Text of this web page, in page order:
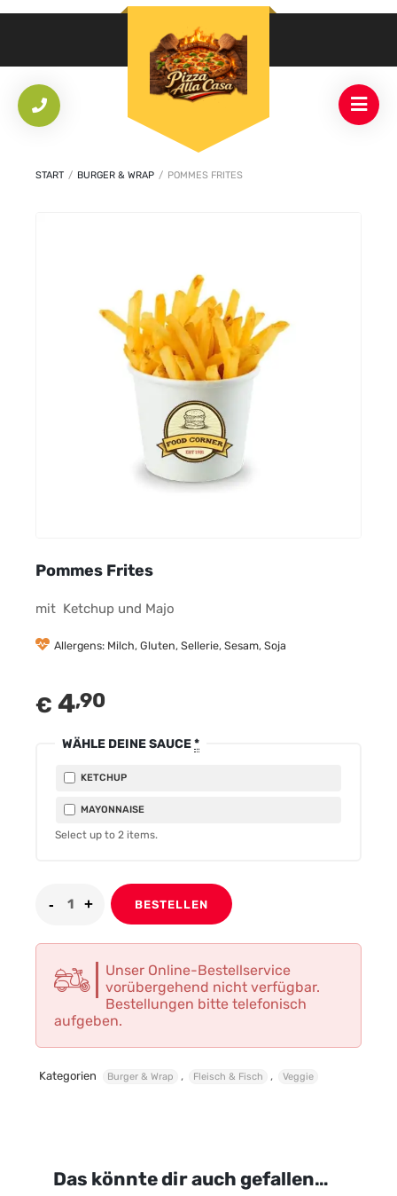
START / BURGER & WRAP / POMMES FRITES
Pommes Frites
mit Ketchup und Majo
Allergens: Milch, Gluten, Sellerie, Sesam, Soja
€ 4,90
WÄHLE DEINE SAUCE*
KETCHUP
MAYONNAISE
Select up to 2 items.
BESTELLEN
Unser Online-Bestellservice
vorübergehend nicht verfügbar.
Bestellungen bitte telefonisch
aufgeben.
Kategorien Burger & Wrap , Fleisch & Fisch , Veggie
Das könnte dir auch gefallen…